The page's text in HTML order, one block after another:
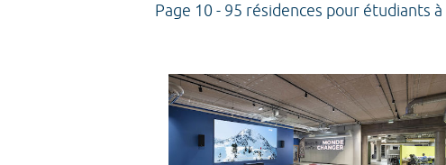
Page 10 - 95 résidences pour étudiants à